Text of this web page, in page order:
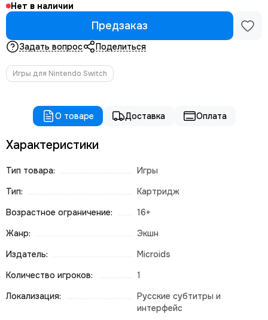
Нет в наличии
Предзаказ
Задать вопрос Поделиться
Игры для Nintendo Switch
О товаре Доставка Оплата
Характеристики
Тип товара:
Игры
Тип:
Картридж
Возрастное ограничение:
16+
Жанр:
Экшн
Издатель:
Microids
Количество игроков:
1
Локализация:
Русские субтитры и
интерфейс